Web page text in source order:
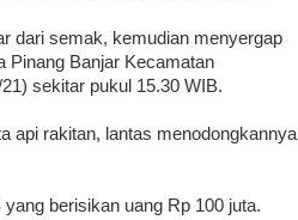
dari semak, kemudian menyergap
Pinang Banjar Kecamatan
sekitar pukul 15.30 WIB.
api rakitan, lantas menodongkannya
berisikan uang Rp 100 juta.